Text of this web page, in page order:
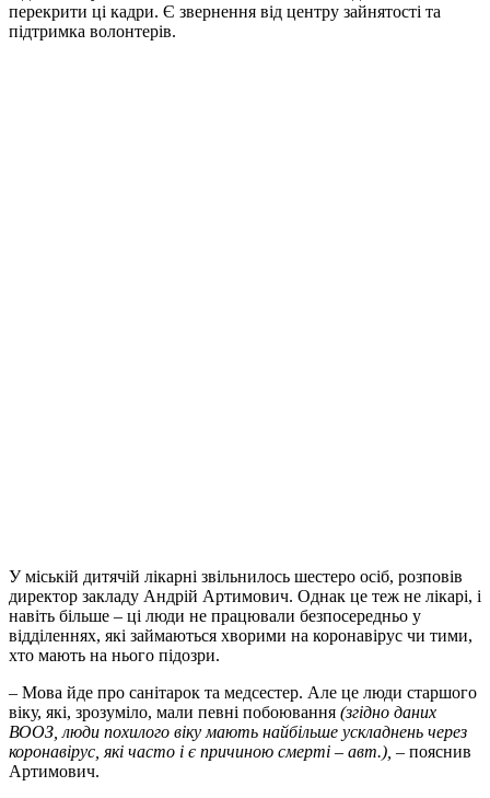
перекрити ці кадри. Є звернення від центру зайнятості та
підтримка волонтерів.
У міській дитячій лікарні звільнилось шестеро осіб, розповів
директор закладу Андрій Артимович. Однак це теж не лікарі, і
навіть більше – ці люди не працювали безпосередньо у
відділеннях, які займаються хворими на коронавірус чи тими,
хто мають на нього підозри.
– Мова йде про санітарок та медсестер. Але це люди старшого
віку, які, зрозуміло, мали певні побоювання (згідно даних
ВООЗ, люди похилого віку мають найбільше ускладнень через
коронавірус, які часто і є причиною смерті – авт.), – пояснив
Артимович.